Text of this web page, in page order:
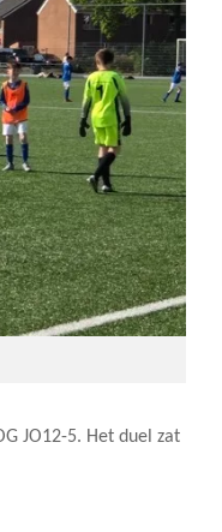
JO12-5. Het duel zat